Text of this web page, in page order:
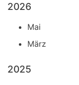
2026
Mai
März
2025